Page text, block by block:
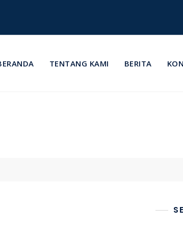
TENTANG KAMI BERITA